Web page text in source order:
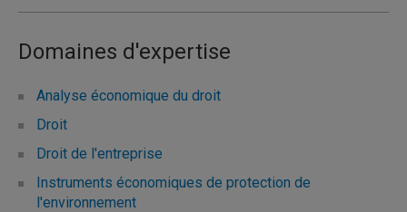
Domaines d'expertise
Analyse économique du droit
Droit
Droit de l'entreprise
Instruments économiques de protection de
l'environnement